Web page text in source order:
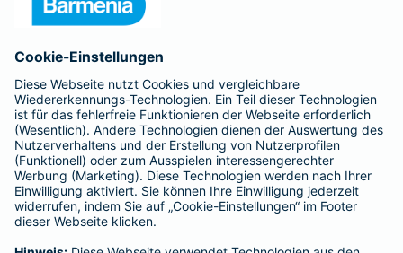
Barmenia ist Teil der BarmeniaGothaer
BELIEBTE SEITEN
Kranken-Zusatzversicherung
Tierversicherungen
Haftpflichtversicherung
Hausratversicherung